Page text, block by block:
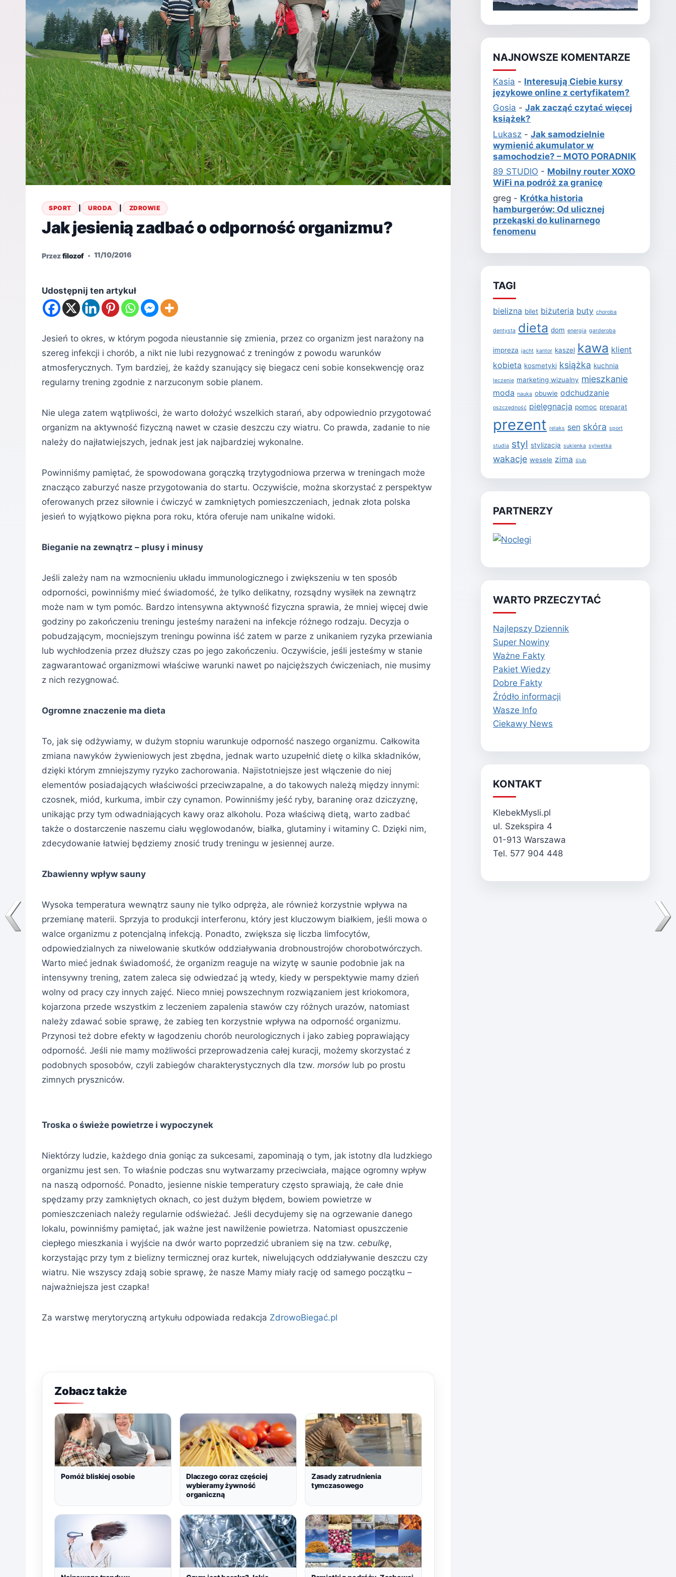
SPORT | URODA ZDROWIE
Jak jesienią zadbać o odporność organizmu?
Przezfilozof 11/10/2016
Udostępnij ten artykuł
Jesień to okres, w którym pogoda nieustannie się zmienia, przez co organizm jest narażony na
szereg infekcji i chorób, a nikt nie lubi rezygnować z treningów z powodu warunków
atmosferycznych. Tym bardziej, że każdy szanujący się biegacz ceni sobie konsekwencję oraz
regularny trening zgodnie z narzuconym sobie planem.
Nie ulega zatem wątpliwości, że warto dołożyć wszelkich starań, aby odpowiednio przygotować
organizm na aktywność fizyczną nawet w czasie deszczu czy wiatru. Co prawda, zadanie to nie
należy do najłatwiejszych, jednak jest jak najbardziej wykonalne.
Powinniśmy pamiętać, że spowodowana gorączką trzytygodniowa przerwa w treningach może
znacząco zaburzyć nasze przygotowania do startu. Oczywiście, można skorzystać z perspektyw
oferowanych przez siłownie i ćwiczyć w zamkniętych pomieszczeniach, jednak złota polska
jesień to wyjątkowo piękna pora roku, która oferuje nam unikalne widoki.
Bieganie na zewnątrz – plusy i minusy
Jeśli zależy nam na wzmocnieniu układu immunologicznego i zwiększeniu w ten sposób
odporności, powinniśmy mieć świadomość, że tylko delikatny, rozsądny wysiłek na zewnątrz
może nam w tym pomóc. Bardzo intensywna aktywność fizyczna sprawia, że mniej więcej dwie
godziny po zakończeniu treningu jesteśmy narażeni na infekcje różnego rodzaju. Decyzja o
pobudzającym, mocniejszym treningu powinna iść zatem w parze z unikaniem ryzyka przewiania
lub wychłodzenia przez dłuższy czas po jego zakończeniu. Oczywiście, jeśli jesteśmy w stanie
zagwarantować organizmowi właściwe warunki nawet po najcięższych ćwiczeniach, nie musimy
z nich rezygnować.
Ogromne znaczenie ma dieta
To, jak się odżywiamy, w dużym stopniu warunkuje odporność naszego organizmu. Całkowita
zmiana nawyków żywieniowych jest zbędna, jednak warto uzupełnić dietę o kilka składników,
dzięki którym zmniejszymy ryzyko zachorowania. Najistotniejsze jest włączenie do niej
elementów posiadających właściwości przeciwzapalne, a do takowych należą między innymi:
czosnek, miód, kurkuma, imbir czy cynamon. Powinniśmy jeść ryby, baraninę oraz dziczyznę,
unikając przy tym odwadniających kawy oraz alkoholu. Poza właściwą dietą, warto zadbać
także o dostarczenie naszemu ciału węglowodanów, białka, glutaminy i witaminy C. Dzięki nim,
zdecydowanie łatwiej będziemy znosić trudy treningu w jesiennej aurze.
Zbawienny wpływ sauny
Wysoka temperatura wewnątrz sauny nie tylko odpręża, ale również korzystnie wpływa na
przemianę materii. Sprzyja to produkcji interferonu, który jest kluczowym białkiem, jeśli mowa o
walce organizmu z potencjalną infekcją. Ponadto, zwiększa się liczba limfocytów,
odpowiedzialnych za niwelowanie skutków oddziaływania drobnoustrojów chorobotwórczych.
Warto mieć jednak świadomość, że organizm reaguje na wizytę w saunie podobnie jak na
intensywny trening, zatem zaleca się odwiedzać ją wtedy, kiedy w perspektywie mamy dzień
wolny od pracy czy innych zajęć. Nieco mniej powszechnym rozwiązaniem jest kriokomora,
kojarzona przede wszystkim z leczeniem zapalenia stawów czy różnych urazów, natomiast
należy zdawać sobie sprawę, że zabieg ten korzystnie wpływa na odporność organizmu.
Przynosi też dobre efekty w łagodzeniu chorób neurologicznych i jako zabieg poprawiający
odporność. Jeśli nie mamy możliwości przeprowadzenia całej kuracji, możemy skorzystać z
podobnych sposobów, czyli zabiegów charakterystycznych dla tzw. morsów lub po prostu
zimnych pryszniców.
Troska o świeże powietrze i wypoczynek
Niektórzy ludzie, każdego dnia goniąc za sukcesami, zapominają o tym, jak istotny dla ludzkiego
organizmu jest sen. To właśnie podczas snu wytwarzamy przeciwciała, mające ogromny wpływ
na naszą odporność. Ponadto, jesienne niskie temperatury często sprawiają, że całe dnie
spędzamy przy zamkniętych oknach, co jest dużym błędem, bowiem powietrze w
pomieszczeniach należy regularnie odświeżać. Jeśli decydujemy się na ogrzewanie danego
lokalu, powinniśmy pamiętać, jak ważne jest nawilżenie powietrza. Natomiast opuszczenie
ciepłego mieszkania i wyjście na dwór warto poprzedzić ubraniem się na tzw. cebulkę,
korzystając przy tym z bielizny termicznej oraz kurtek, niwelujących oddziaływanie deszczu czy
wiatru. Nie wszyscy zdają sobie sprawę, że nasze Mamy miały rację od samego początku –
najważniejsza jest czapka!
Za warstwę merytoryczną artykułu odpowiada redakcja ZdrowoBiegać.pl
Zobacz także
Pomóż bliskiej osobie
Dlaczego coraz częściej
wybieramy żywność
organiczną
Zasady zatrudnienia
tymczasowego
NAJNOWSZE KOMENTARZE
Kasia - Interesują Ciebie kursy
językowe online z certyfikatem?
Gosia -Jak zacząć czytać więcej
książek?
Lukasz -Jak samodzielnie
wymienić akumulator w
samochodzie? – MOTO PORADNIK
89 STUDIO - Mobilny router XOXO
WiFi na podróż za granicę
greg - Krótka historia
hamburgerów: Od ulicznej
przekąski do kulinarnego
fenomenu
TAGI
bielizna bilet biżuteria buty choroba
dentysta dieta dom energia garderoba
impreza jacht kantor kaszel kawa klient
kobieta kosmetyki książka kuchnia
leczenie marketing wizualny mieszkanie
moda nauka obuwie odchudzanie
oszczędność pielęgnacja pomoc preparat
prezent relaks sen skóra sport
studia styl stylizacja sukienka sylwetka
wakacje wesele zima ślub
PARTNERZY
WARTO PRZECZYTAĆ
Najlepszy Dziennik
Super Nowiny
Ważne Fakty
Pakiet Wiedzy
Dobre Fakty
Źródło informacji
Wasze Info
Ciekawy News
KONTAKT
KlebekMysli.pl
ul. Szekspira 4
01-913 Warszawa
Tel. 577 904 448